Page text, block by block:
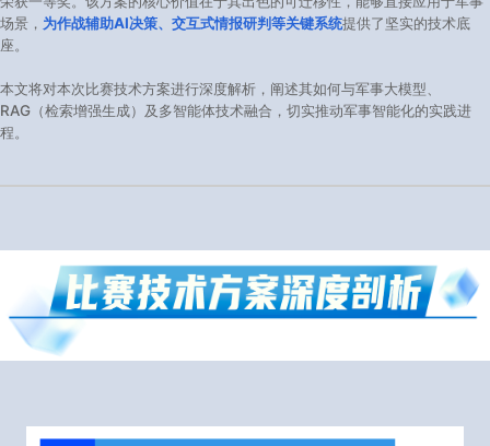
场景， 为作战辅助AI决策、交互式情报研判等关键系统提供了坚实的技术底
座。
本文将对本次比赛技术方案进行深度解析，阐述其如何与军事大模型、
RAG（检索增强生成）及多智能体技术融合，切实推动军事智能化的实践进
程。